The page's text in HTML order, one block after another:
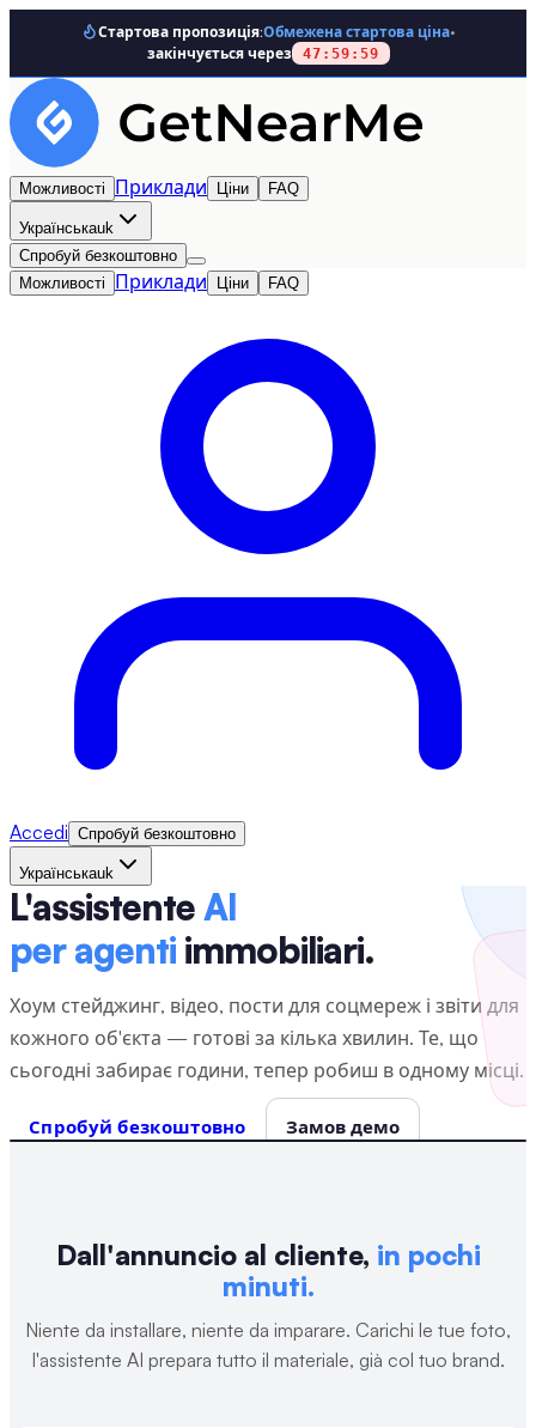
Стартова пропозиція:Обмежена стартова ціна·
закінчується через
47 : 59 : 59
Можливості Приклади Ціни FAQ
Українськаuk
Спробуй безкоштовно
Можливості
Приклади Ціни FAQ
Accedi Спробуй безкоштовно
Українськаuk
L'assistenteAI
per agenti immobiliari.
Хоум стейджинг, відео, пости для соцмереж і звіти для
кожного об'єкта — готові за кілька хвилин. Те, що
сьогодні забирає години, тепер робиш в одному місці.
Спробуй безкоштовно Замов демо
Dall'annuncio al cliente, in pochi
minuti.
Niente da installare, niente da imparare. Carichi le tue foto,
l'assistente AI prepara tutto il materiale, già col tuo brand.